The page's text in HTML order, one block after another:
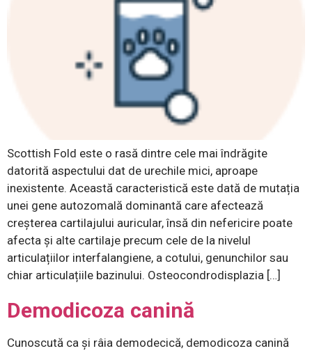
Scottish Fold este o rasă dintre cele mai îndrăgite
datorită aspectului dat de urechile mici, aproape
inexistente. Această caracteristică este dată de mutația
unei gene autozomală dominantă care afectează
creșterea cartilajului auricular, însă din nefericire poate
afecta și alte cartilaje precum cele de la nivelul
articulațiilor interfalangiene, a cotului, genunchilor sau
chiar articulațiile bazinului. Osteocondrodisplazia […]
Demodicoza canină
Cunoscută ca și râia demodecică, demodicoza canină